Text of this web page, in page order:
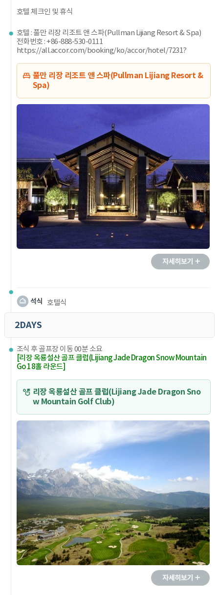
호텔 체크인 및 휴식
호텔 : 풀만 리장 리조트 앤 스파(Pullman Lijiang Resort & Spa)
전화번호 : +86-888-530-0111
https://all.accor.com/booking/ko/accor/hotel/7231?
풀만 리장 리조트 앤 스파(Pullman Lijiang Resort &
Spa)
호텔식
2DAYS
조식 후 골프장 이동 00분 소요
[리장 옥룡설산 골프 클럽(Lijiang Jade Dragon Snow Mountain
Go 18홀 라운드]
리장 옥룡설산 골프 클럽(Lijiang Jade Dragon Sno
w Mountain Golf Club)